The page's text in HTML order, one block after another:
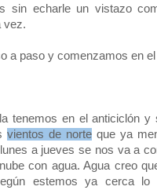
sin echarle un vistazo
vez.
a paso y comenzamos en
tenemos en el anticiclón
vientos de norte que ya
a jueves se nos va a
con agua. Agua creo
estemos ya cerca